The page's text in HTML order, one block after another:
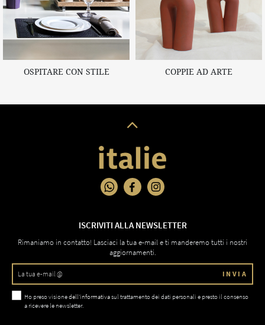
OSPITARE CON STILE COPPIE AD ARTE
ISCRIVITI ALLA NEWSLETTER
Rimaniamo in contatto! Lasciaci la tua e-mail e ti manderemo tutti i nostri
aggiornamenti.
INVIA
Ho preso visionedell'informativasul trattamento dei dati personali e presto il consenso
a ricevere le newsletter.